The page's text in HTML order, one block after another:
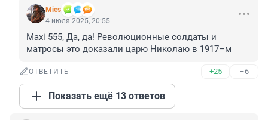
Mies
4 июля 2025, 20:55
Maxi 555, Да, да! Революционные солдаты и
матросы это доказали царю Николаю в 1917–м
ОТВЕТИТЬ +25 –6
Показать ещё 13 ответов